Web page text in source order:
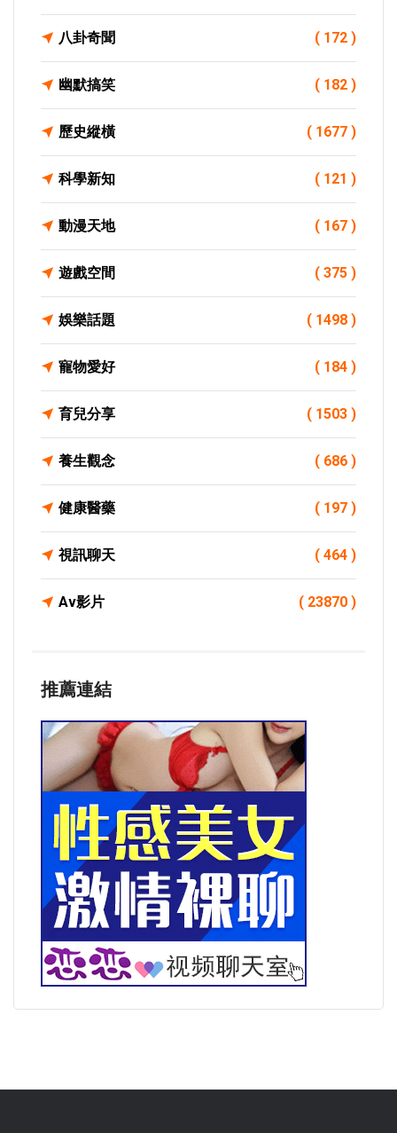
八卦奇聞 ( 172 )
幽默搞笑 ( 182 )
歷史縱橫 ( 1677 )
科學新知 ( 121 )
動漫天地 ( 167 )
遊戲空間 ( 375 )
娛樂話題 ( 1498 )
寵物愛好 ( 184 )
育兒分享 ( 1503 )
養生觀念 ( 686 )
健康醫藥 ( 197 )
視訊聊天 ( 464 )
Av影片 ( 23870 )
推薦連結